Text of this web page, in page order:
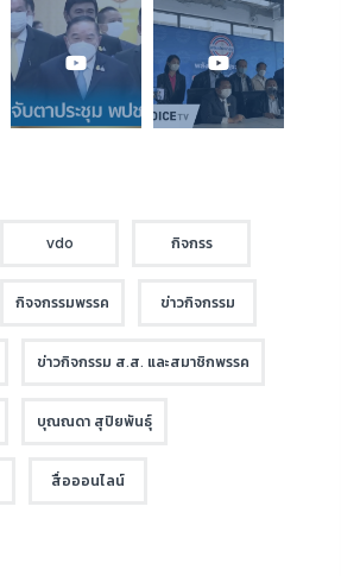
vdo กิจกรร
กิจจกรรมพรรค ข่าวกิจกรรม
ข่าวกิจกรรม ส.ส. และสมาชิกพรรค
บุณณดา สุปิยพันธุ์
สื่อออนไลน์